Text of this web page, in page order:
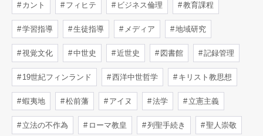
カント フィヒテ ビジネス倫理 教育課程
学習指導 生徒指導 メディア 地域研究
視覚文化 中世史 近世史 図書館 記録管理
19世紀フィンランド 西洋中世哲学 キリスト教思想
蝦夷地 松前藩 アイヌ 法学 立憲主義
立法の不作為 ローマ教皇 列聖手続き 聖人崇敬